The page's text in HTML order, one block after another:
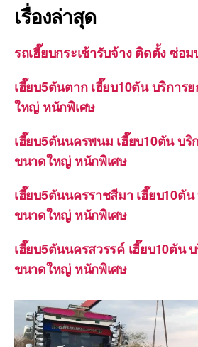
เรื่องล่าสุด
รถเฮี๊ยบกระเช้ารับจ้าง ติดตั้ง ซ่อ
เฮี๊ยบ5ตันตาก เฮี๊ยบ10ตัน บริการ
ใหญ่ หนักพิเศษ
เฮี๊ยบ5ตันนครพนม เฮี๊ยบ10ตัน บริ
ขนาดใหญ่ หนักพิเศษ
เฮี๊ยบ5ตันนครราชสีมา เฮี๊ยบ10ตั
ขนาดใหญ่ หนักพิเศษ
เฮี๊ยบ5ตันนครสวรรค์ เฮี๊ยบ10ตัน
ขนาดใหญ่ หนักพิเศษ